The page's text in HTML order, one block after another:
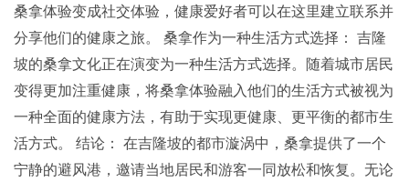
桑拿体验变成社交体验，健康爱好者可以在这里建立联系并
分享他们的健康之旅。 桑拿作为一种生活方式选择： 吉隆
坡的桑拿文化正在演变为一种生活方式选择。随着城市居民
变得更加注重健康，将桑拿体验融入他们的生活方式被视为
一种全面的健康方法，有助于实现更健康、更平衡的都市生
活方式。 结论： 在吉隆坡的都市漩涡中，桑拿提供了一个
宁静的避风港，邀请当地居民和游客一同放松和恢复。无论